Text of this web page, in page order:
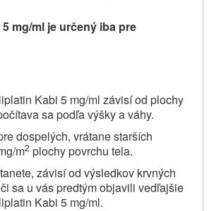
mg/ml je určený iba pre
Kabi 5 mg/ml závisí od plochy
sa podľa výšky a váhy.
dospelých, vrátane starších
m2 plochy povrchu tela.
závisí od výsledkov krvných
sa u vás predtým objavili vedľajšie
Kabi 5 mg/ml.